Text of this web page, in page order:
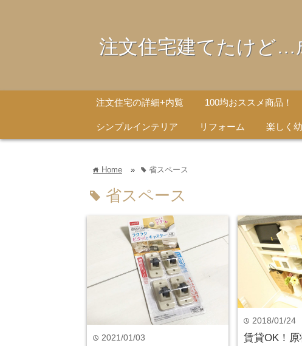
注文住宅建てたけど…
注文住宅の詳細+内覧 100均おススメ商品！
シンプルインテリア リフォーム 楽しく
home Home » tag 省スペース
tag 省スペース
time 2021/01/03
time 2018/01/24
賃貸OK！原